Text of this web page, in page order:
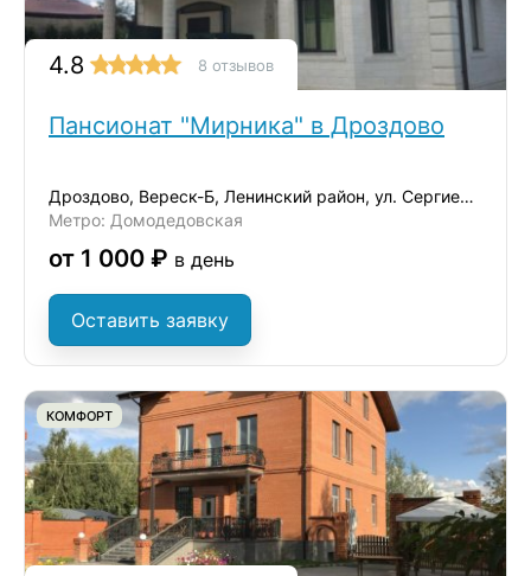
4.8 8 отзывов
Пансионат "Мирника" в Дроздово
Дроздово, Вереск-Б, Ленинский район, ул. Сергиевская, д.17А
Метро: Домодедовская
от 1 000 ₽ в день
Оставить заявку
КОМФОРТ